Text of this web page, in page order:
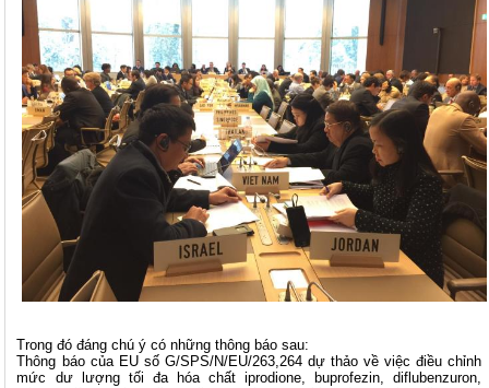
Trong đó đáng chú ý có những thông báo sau:
Thông báo của EU số G/SPS/N/EU/263,264 dự thảo về việc điều chỉnh
mức dư lượng tối đa hóa chất iprodione, buprofezin, diflubenzuron,